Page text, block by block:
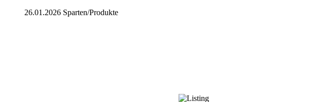
26.01.2026 Sparten/Produkte